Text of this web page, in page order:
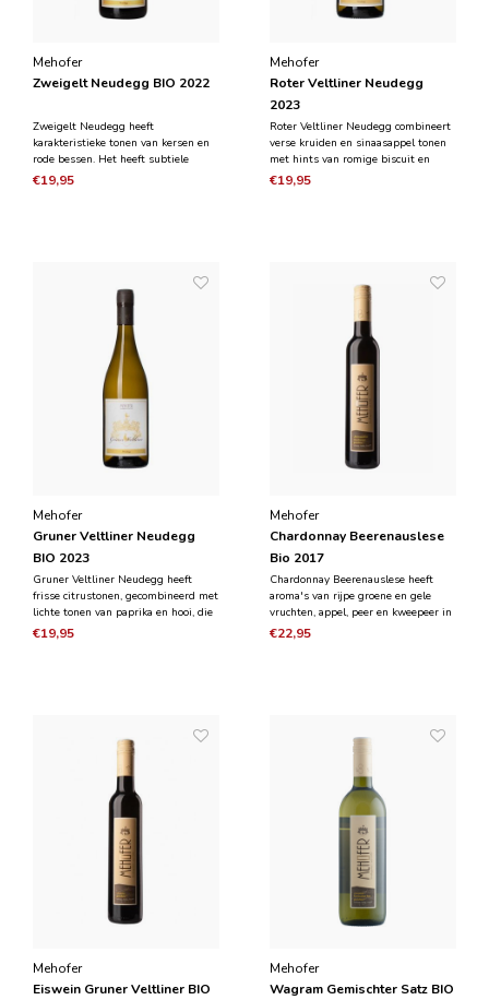
Mehofer
Zweigelt Neudegg BIO 2022
Zweigelt Neudegg heeft
karakteristieke tonen van kersen en
rode bessen. Het heeft subtiele
cederhout aromas in combinatie met
kruidigheid en hints van pure
€19,95
Mehofer
Roter Veltliner Neudegg
2023
Roter Veltliner Neudegg combineert
verse kruiden en sinaasappel tonen
met hints van romige biscuit en
honing in de neus. Wat een smaak!
Gerookte amandel, sappige
€19,95
Mehofer
Gruner Veltliner Neudegg
BIO 2023
Gruner Veltliner Neudegg heeft
frisse citrustonen, gecombineerd met
lichte tonen van paprika en hooi, die
een typische gr√ºner veltliner-indruk
achterlaten. In de mond heeft het
€19,95
Mehofer
Chardonnay Beerenauslese
Bio 2017
Chardonnay Beerenauslese heeft
aroma's van rijpe groene en gele
vruchten, appel, peer en kweepeer in
de neus en in de mond. In de neus
duidelijke honingtonen en een
€22,95
Mehofer
Eiswein Gruner Veltliner BIO
Mehofer
Wagram Gemischter Satz BIO